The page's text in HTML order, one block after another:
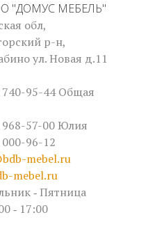
"ДОМУС МЕБЕЛЬ"
обл,
р-н,
ул. Новая д.11
740-95-44Общая
968-57-00 Юлия
000-96-12
mebel.ru
mebel.ru
‐ Пятница
17:00